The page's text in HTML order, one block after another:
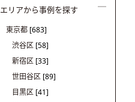
エリアから事例を探す
東京都 [683]
渋谷区 [58]
新宿区 [33]
世田谷区 [89]
目黒区 [41]